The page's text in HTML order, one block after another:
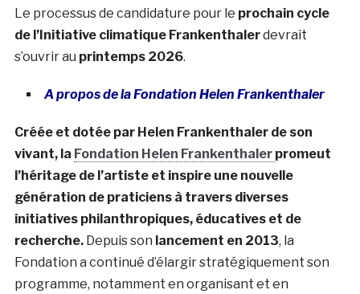
Le processus de candidature pour le prochain cycle
de l’Initiative climatique Frankenthalerdevrait
s’ouvrir au printemps 2026.
A propos de la Fondation Helen Frankenthaler
Créée et dotée par Helen Frankenthaler de son
vivant, la Fondation Helen Frankenthaler promeut
l’héritage de l’artiste et inspire une nouvelle
génération de praticiens à travers diverses
initiatives philanthropiques, éducatives et de
recherche.Depuis son lancement en 2013, la
Fondation a continué d’élargir stratégiquement son
programme, notamment en organisant et en